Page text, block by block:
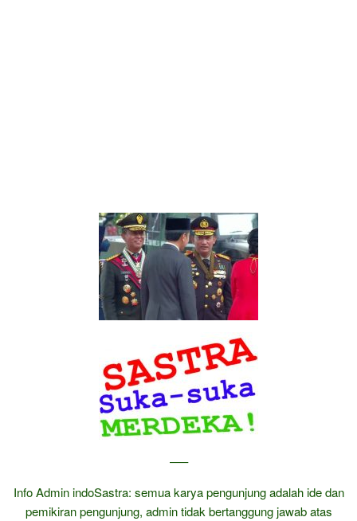
—–
Info Admin indoSastra: semua karya pengunjung adalah ide dan
pemikiran pengunjung, admin tidak bertanggung jawab atas